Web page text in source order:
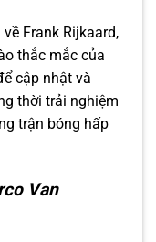
Frank Rijkaard,
thắc mắc của
cập nhật và
thời trải nghiệm
trận bóng hấp
Van